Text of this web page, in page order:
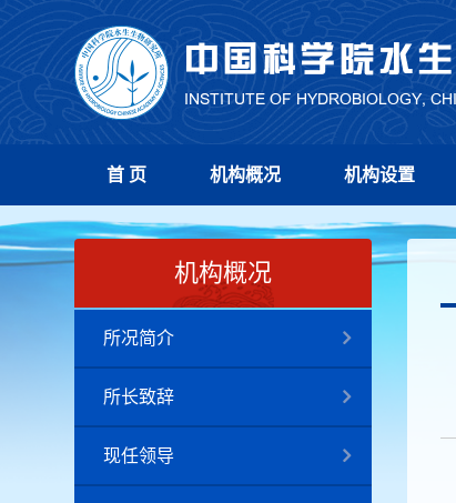
首 页 机构概况 机构设置
机构概况
所况简介
所长致辞
现任领导